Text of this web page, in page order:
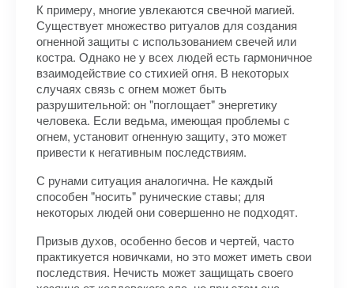
К примеру, многие увлекаются свечной магией.
Существует множество ритуалов для создания
огненной защиты с использованием свечей или
костра. Однако не у всех людей есть гармоничное
взаимодействие со стихией огня. В некоторых
случаях связь с огнем может быть
разрушительной: он "поглощает" энергетику
человека. Если ведьма, имеющая проблемы с
огнем, установит огненную защиту, это может
привести к негативным последствиям.
С рунами ситуация аналогична. Не каждый
способен "носить" рунические ставы; для
некоторых людей они совершенно не подходят.
Призыв духов, особенно бесов и чертей, часто
практикуется новичками, но это может иметь свои
последствия. Нечисть может защищать своего